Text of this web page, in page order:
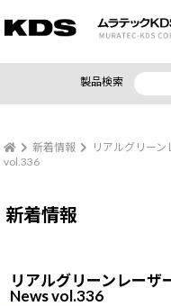
製品検索
新着情報
リアルグリー
vol.336
新着情報
リアルグリーンレーザ
News vol.336